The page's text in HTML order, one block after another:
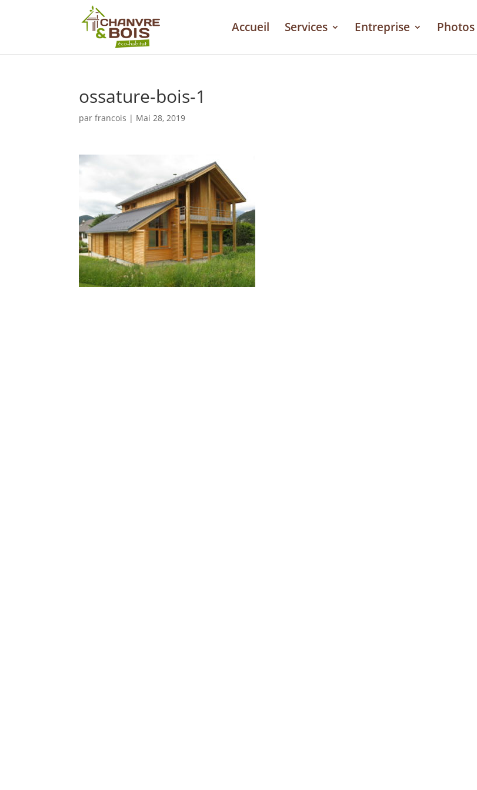
Accueil Services Entreprise Photos
ossature-bois-1
parfrancois | Mai 28, 2019